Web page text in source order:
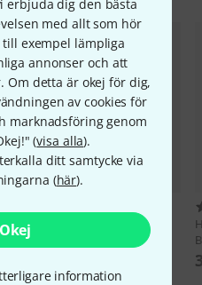
erbjuda dig den bästa
med allt som hör
exempel lämpliga
annonser och att
Om detta är okej för dig,
av cookies för
marknadsföring genom
(visa alla).
ditt samtycke via
(här).
Okej
information
Music Sales
Sabbath